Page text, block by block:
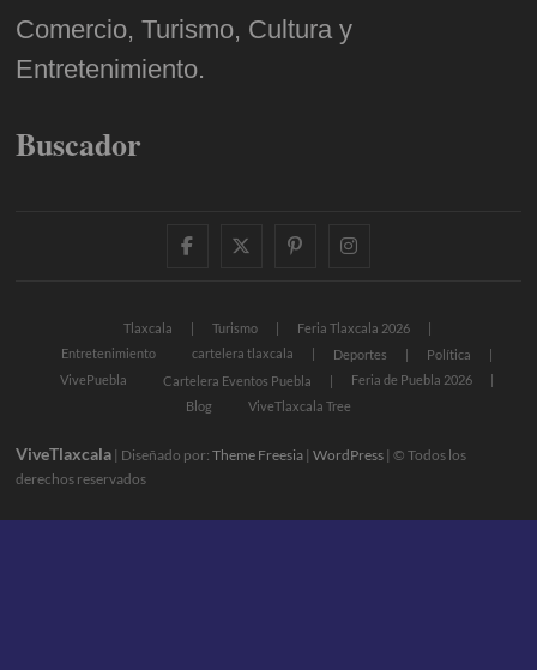
Comercio, Turismo, Cultura y
Entretenimiento.
Buscador
facebooktwitter
pinterestinstagram
Tlaxcala Turismo
Feria Tlaxcala 2026
Entretenimiento
cartelera tlaxcala Deportes
Política
VivePuebla
Cartelera Eventos Puebla
Feria de Puebla 2026
Blog
ViveTlaxcala Tree
ViveTlaxcala | Diseñado por:Theme Freesia |WordPress | © Todos los
derechos reservados